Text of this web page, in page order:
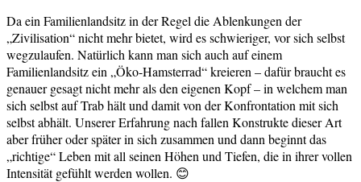
Da ein Familienlandsitz in der Regel die Ablenkungen der
„Zivilisation“ nicht mehr bietet, wird es schwieriger, vor sich selbst
wegzulaufen. Natürlich kann man sich auch auf einem
Familienlandsitz ein „Öko-Hamsterrad“ kreieren – dafür braucht es
genauer gesagt nicht mehr als den eigenen Kopf – in welchem man
sich selbst auf Trab hält und damit von der Konfrontation mit sich
selbst abhält. Unserer Erfahrung nach fallen Konstrukte dieser Art
aber früher oder später in sich zusammen und dann beginnt das
„richtige“ Leben mit all seinen Höhen und Tiefen, die in ihrer vollen
Intensität gefühlt werden wollen. 😊